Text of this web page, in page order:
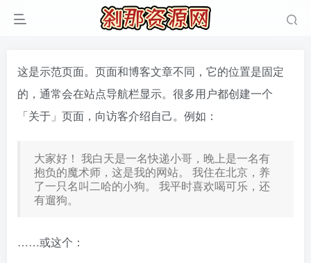
这是示范页面。页面和博客文章不同，它的位置是固定
的，通常会在站点导航栏显示。很多用户都创建一个
「关于」页面，向访客介绍自己。例如：
大家好！ 我白天是一名快递小哥，晚上是一名有
抱负的魔术师，这是我的网站。 我住在北京，养
了一只名叫二哈的小狗。 我平时喜欢喝可乐，还
有遛狗。
……或这个：